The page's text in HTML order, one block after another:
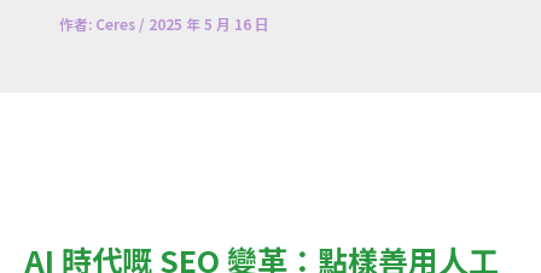
作者: Ceres / 2025 年 5 月 16 日
AI 時代嘅SEO 變革：點樣善用人工